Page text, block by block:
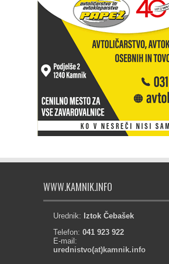
WWW.KAMNIK.INFO
Urednik: Iztok Čebašek
Telefon: 041 923 922
E-mail:
urednistvo(at)kamnik.info